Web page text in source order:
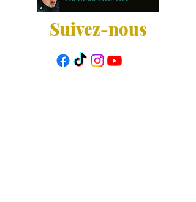
Suivez-nous